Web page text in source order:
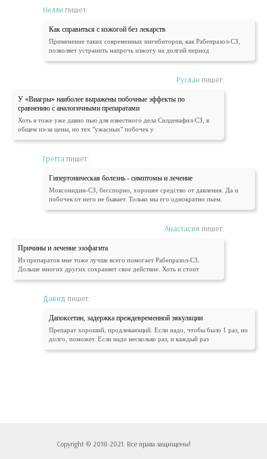
Нелли пишет:
Как справиться с изжогой без лекарств
Применение таких современных ингибиторов, как Рабепразол-СЗ,
позволяет устранить напрочь изжогу на долгий период
Руслан пишет:
У «Виагры» наиболее выражены побочные эффекты по
сравнению с аналогичными препаратами
Хоть я тоже уже давно пью для известного дела Силденафил-СЗ, в
общем из-за цены, но тех "ужасных" побочек у
Гретта пишет:
Гипертоническая болезнь - симптомы и лечение
Моксонидин-СЗ, бесспорно, хорошее средство от давления. Да и
побочек от него не бывает. Только мы его однократно пьем.
Анастасия пишет:
Причины и лечение эзофагита
Из препаратов мне тоже лучше всего помогает Рабепразол-СЗ.
Дольше многих других сохраняет свое действие. Хоть и стоит
Давид пишет:
Дапоксетин, задержка преждевременной эякуляции
Препарат хороший, продлевающий. Если надо, чтобы было 1 раз, но
долго, поможет. Если надо несколько раз, и каждый раз
Copyright © 2018-2021. Все права защищены!